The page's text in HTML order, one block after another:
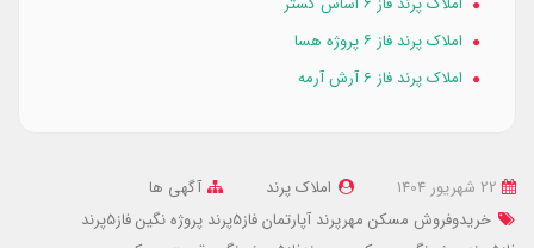
املاک پرند فاز ۶ پروژه هسا
املاک پرند فاز 6 آرش آرمه
املاک پرند
آگهی ها
خریدوفروش مسکن مهرپرند آپارتمان فاز5پرند
پروژه نگین فاز5پرند